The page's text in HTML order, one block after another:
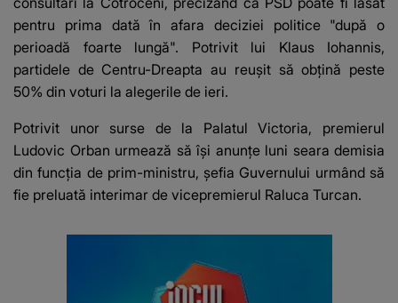
pentru prima dată în afara deciziei politice "după o
perioadă foarte lungă". Potrivit lui Klaus Iohannis,
partidele de Centru-Dreapta au reușit să obțină peste
50% din voturi la alegerile de ieri.
Potrivit unor surse de la Palatul Victoria, premierul
Ludovic Orban urmează să își anunțe luni seara demisia
din funcția de prim-ministru, șefia Guvernului urmând să
fie preluată interimar de vicepremierul Raluca Turcan.